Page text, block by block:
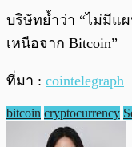
บริษัทย้ำว่า “ไม่มีแ
เหนือจาก Bitcoin”
ที่มา : cointelegraph
bitcoin cryptocurrency